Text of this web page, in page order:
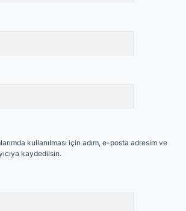
kullanılması için adım, e-posta adresim ve
kaydedilsin.